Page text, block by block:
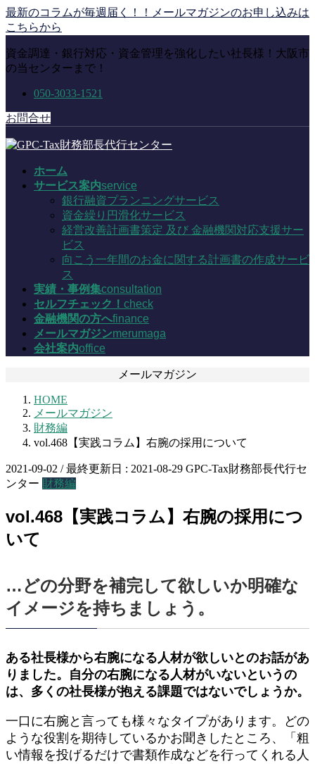
コ
ン
ン
ツ
動
ナ
ビ
ー
シ
に
移
動
最新のコラムが毎週届く！！メールマガジンのお申し込みは
こちらから
資金調達・銀行対応・資金管理を強化したい社長様！大阪市
の当センターまで！
050-3033-1521
お問合せ
ホーム
サービス案内service
銀行融資プランニングサービス
資金繰り円滑化サービス
経営改善計画書策定 及び 金融機関対応支援サー
ビス
向こう一年間のお金に関する計画書の作成サービ
ス
実績・事例集consultation
セルフチェック！ check
金融機関の方へfinance
メールマガジンmerumaga
会社案内office
メールマガジン
HOME
メールマガジン
財務編
vol.468【実践コラム】右腕の採用について
2021-09-02 / 最終更新日 : 2021-08-29 GPC-Tax財務部長代行セ
ンター 財務編
vol.468【実践コラム】右腕の採用につ
いて
…どの分野を補完して欲しいか明確な
イメージを持ちましょう。
ある社長様から右腕になる人材が欲しいとのお話があ
りました。自分の右腕になる人材がいないというの
は、多くの社長様が抱える課題ではないでしょうか。
一口に右腕と言っても様々なタイプがあります。どの
ような役割を期待しているかお聞きしたところ、「粗
い情報を投げるだけで書類作成などを行ってくれる人